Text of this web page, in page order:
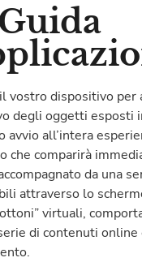
vostro dispositivo per
degli oggetti esposti
avvio all’intera
che comparirà
da una
attraverso lo
virtuali,
di contenuti online